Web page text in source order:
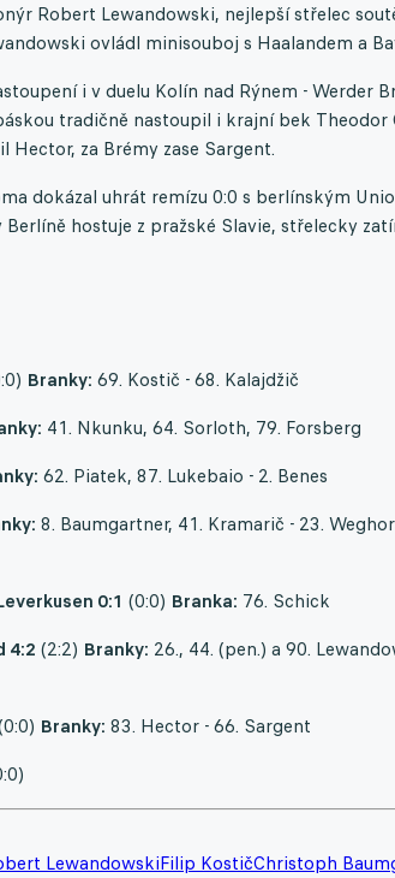
Robert Lewandowski, nejlepší střelec
ovládl minisouboj s Haalandem a
i v duelu Kolín nad Rýnem - Werder
tradičně nastoupil i krajní bek Theodor
za Brémy zase Sargent.
dokázal uhrát remízu 0:0 s berlínským
hostuje z pražské Slavie, střelecky
Branky: 69. Kostič - 68. Kalajdžič
41. Nkunku, 64. Sorloth, 79. Forsberg
62. Piatek, 87. Lukebaio - 2. Benes
8. Baumgartner, 41. Kramarič - 23.
0:1 (0:0) Branka: 76. Schick
4:2 (2:2) Branky: 26., 44. (pen.) a 90.
Branky: 83. Hector - 66. Sargent
LewandowskiFilip KostičChristoph